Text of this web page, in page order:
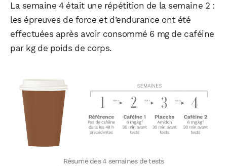
La semaine 4 était une répétition de la semaine 2 :
les épreuves de force et d’endurance ont été
effectuées après avoir consommé 6 mg de caféine
par kg de poids de corps.
Résumé des 4 semaines de tests